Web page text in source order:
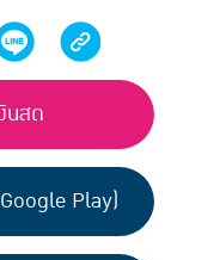
นสด
Play)